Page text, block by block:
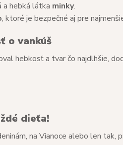
hebká látka minky.
, ktoré je bezpečné aj pre
o vankúš
hebkosť a tvar čo najdlhšie,
dieťa!
na Vianoce alebo len tak,